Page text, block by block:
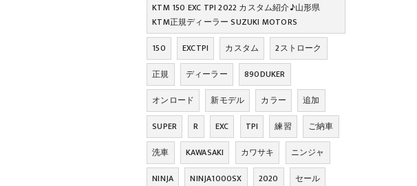
KTM 150 EXC TPI 2022 カスタム紹介♪山形県
KTM正規ディーラー SUZUKI MOTORS
150
EXCTPI カスタム
2ストローク
正規
ディーラー
890DUKER
オンロード
新モデル カラー
追加
SUPER
R EXC TPI 練習
ご納車
洗車
KAWASAKI カワサキ
ニンジャ
NINJA
NINJA1000SX 2020
セール